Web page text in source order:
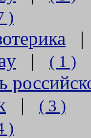
)
| ( 1 )
| ( 3 )
)